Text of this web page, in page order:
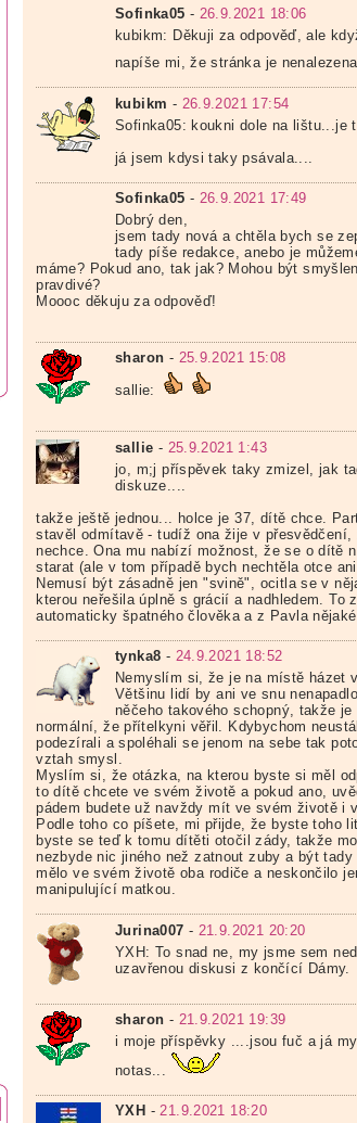
Sofinka05 - 26.9.2021 18:06
kubikm: Děkuji za odpověď, ale
napíše mi, že stránka je nenalezena
kubikm - 26.9.2021 17:54
Sofinka05: koukni dole na lištu...je
já jsem kdysi taky psávala....
Sofinka05 - 26.9.2021 17:49
Dobrý den,
jsem tady nová a chtěla bych se
tady píše redakce, anebo je
máme? Pokud ano, tak jak? Mohou být
pravdivé?
Moooc děkuju za odpověď!
sharon - 25.9.2021 15:08
sallie:
sallie - 25.9.2021 1:43
jo, m;j příspěvek taky zmizel, jak
diskuze....
takže ještě jednou... holce je 37, dítě chce.
stavěl odmítavě - tudíž ona žije v přesvědčení,
nechce. Ona mu nabízí možnost, že se o dítě
starat (ale v tom případě bych nechtěla otce
Nemusí být zásadně jen "svině", ocitla se v
kterou neřešila úplně s grácií a nadhledem. To
automaticky špatného člověka a z Pavla
tynka8 - 24.9.2021 18:52
Nemyslím si, že je na místě házet
Většinu lidí by ani ve snu
něčeho takového schopný, takže je
normální, že přítelkyni věřil. Kdybychom
podezírali a spoléhali se jenom na sebe tak
vztah smysl.
Myslím si, že otázka, na kterou byste si měl
to dítě chcete ve svém životě a pokud ano,
pádem budete už navždy mít ve svém životě i
Podle toho co píšete, mi přijde, že byste toho
byste se teď k tomu dítěti otočil zády, takže
nezbyde nic jiného než zatnout zuby a být
mělo ve svém životě oba rodiče a neskončilo
manipulující matkou.
Jurina007 - 21.9.2021 20:20
YXH: To snad ne, my jsme sem
uzavřenou diskusi z končící Dámy.
sharon - 21.9.2021 19:39
i moje příspěvky ....jsou fuč a já
notas...
YXH -21.9.2021 18:20